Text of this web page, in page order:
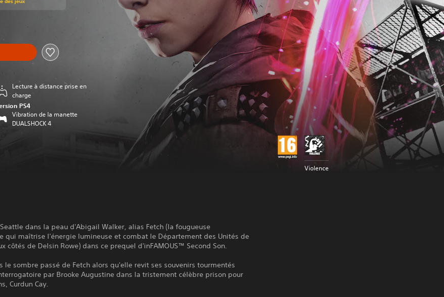
Lecture à distance prise en
charge
PS4
Vibration de la manette
DUALSHOCK 4
Violence
dans la peau d'Abigail Walker, alias Fetch (la fougueuse
qui maîtrise l'énergie lumineuse et combat le Département des Unités de
côtés de Delsin Rowe) dans ce prequel d'inFAMOUS™ Second Son.
le sombre passé de Fetch alors qu'elle revit ses souvenirs tourmentés
par Brooke Augustine dans la tristement célèbre prison pour
Curdun Cay.